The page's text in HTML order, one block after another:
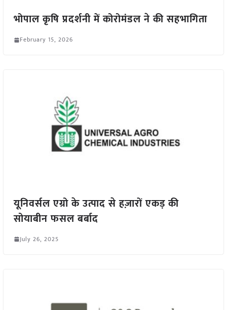
भोपाल कृषि प्रदर्शनी में कोरोमंडल ने की सहभागिता
February 15, 2026
यूनिवर्सल एग्रो के उत्पाद से हज़ारों एकड़ की
सोयाबीन फसल बर्बाद
July 26, 2025